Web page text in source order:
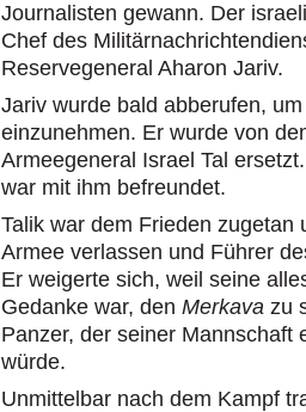
Journalisten gewann. Der
Chef des
Reservegeneral Aharon Jariv.
Jariv wurde bald abberufen,
einzunehmen. Er wurde von
Armeegeneral Israel Tal
war mit ihm befreundet.
Talik war dem Frieden
Armee verlassen und Führer
Er weigerte sich, weil seine
Gedanke war, den Merkava zu
Panzer, der seiner Mannschaft
würde.
Unmittelbar nach dem Kampf